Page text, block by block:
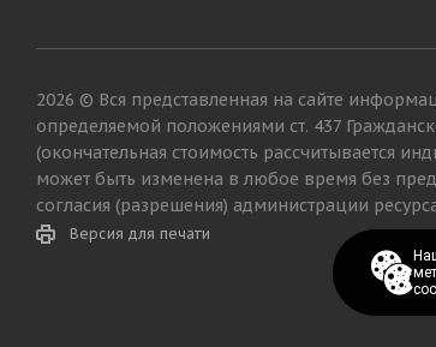
2026 © Вся представленная на сайте
определяемой положениями ст. 437
(окончательная стоимость рассчитывается
может быть изменена в любое время без
согласия (разрешения) администрации
Версия для печати